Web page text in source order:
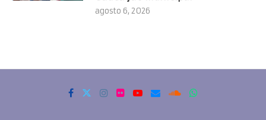
agosto 6, 2026